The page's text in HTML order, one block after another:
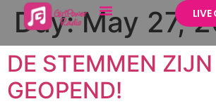
Day:May 27,
DE STEMMEN ZIJN
GEOPEND!